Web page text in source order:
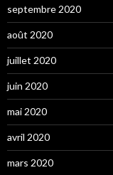
septembre 2020
août 2020
juillet 2020
juin 2020
mai 2020
avril 2020
mars 2020